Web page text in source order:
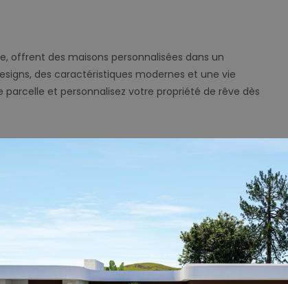
offrent des maisons personnalisées dans un
des caractéristiques modernes et une vie
parcelle et personnalisez votre propriété de rêve dès
1
-
Année De Construction
-